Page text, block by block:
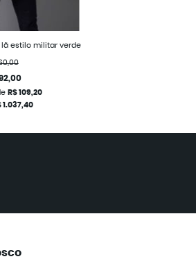
estilo militar verde
R$ 109,20
1.037,40